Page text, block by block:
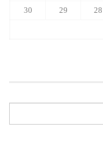
28
29
30